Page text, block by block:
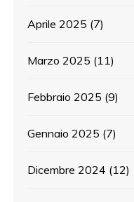
Aprile 2025 (7)
Marzo 2025 (11)
Febbraio 2025 (9)
Gennaio 2025 (7)
Dicembre 2024 (12)